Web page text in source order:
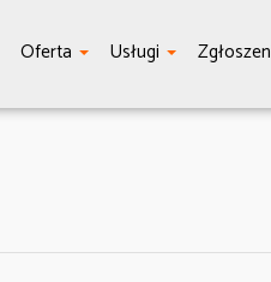
Oferta Usługi